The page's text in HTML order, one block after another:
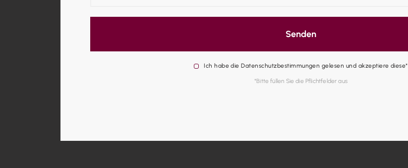
Ich habe die Datenschutzbestimmungen gelesen und akzeptiere diese*
*Bitte füllen Sie die Pflichtfelder aus
Senden